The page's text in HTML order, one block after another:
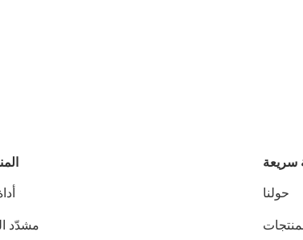
سريعة
حولنا
مشدّد